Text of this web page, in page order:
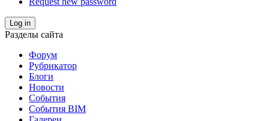
Log in
Разделы сайта
Форум
Рубрикатор
Блоги
Новости
События
События BIM